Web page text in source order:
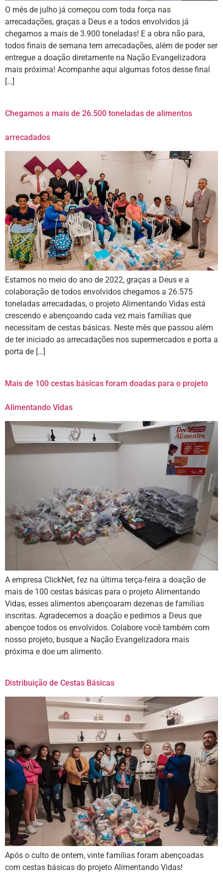
O mês de julho já começou com toda força nas
arrecadações, graças a Deus e a todos envolvidos já
chegamos a mais de 3.900 toneladas! E a obra não para,
todos finais de semana tem arrecadações, além de poder ser
entregue a doação diretamente na Nação Evangelizadora
mais próxima! Acompanhe aqui algumas fotos desse final
[…]
Chegamos a mais de 26.500 toneladas de alimentos
arrecadados
Estamos no meio do ano de 2022, graças a Deus e a
colaboração de todos envolvidos chegamos a 26.575
toneladas arrecadadas, o projeto Alimentando Vidas está
crescendo e abençoando cada vez mais famílias que
necessitam de cestas básicas. Neste mês que passou além
de ter iniciado as arrecadações nos supermercados e porta a
porta de […]
Mais de 100 cestas básicas foram doadas para o projeto
Alimentando Vidas
A empresa ClickNet, fez na última terça-feira a doação de
mais de 100 cestas básicas para o projeto Alimentando
Vidas, esses alimentos abençoaram dezenas de famílias
inscritas. Agradecemos a doação e pedimos a Deus que
abençoe todos os envolvidos. Colabore você também com
nosso projeto, busque a Nação Evangelizadora mais
próxima e doe um alimento.
Distribuição de Cestas Básicas
Após o culto de ontem, vinte famílias foram abençoadas
com cestas básicas do projeto Alimentando Vidas!